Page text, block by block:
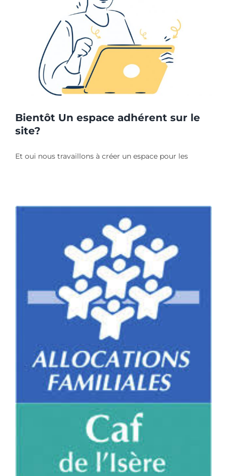
Bientôt Un espace adhérent sur le
site?
Et oui nous travaillons à créer un espace pour les